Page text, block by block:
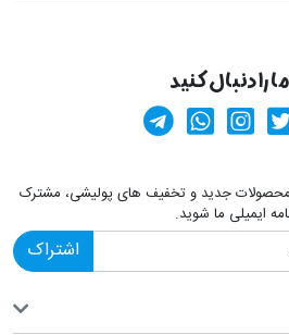
ما را دنبال کنید
فیسبوک پولیشی
پینترست
کانال آپارات
ارسال پیام در
کانال تلگرام
محصولات جدید و تخفیف های پولیشی، مشترک
ایمیلی ما شوید.
اشتراک